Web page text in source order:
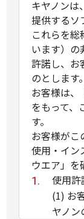
キヤノンは
提供するソ
これらを
います）の
許諾し、お
のとします。
お客様は、
をもって、
す。
お客様がこ
使用・イン
ウエア」を
使用許
(1) お
ヤノ